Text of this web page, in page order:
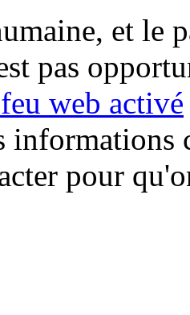
et le
pas
web activé
informations
pour